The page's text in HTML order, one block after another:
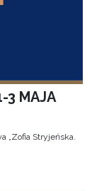
3 MAJA
„Zofia Stryjeńska.